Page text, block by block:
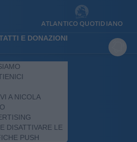
ATLANTICO QUOTIDIANO
E DONAZIONI
A NICOLA
DISATTIVARE LE
PUSH